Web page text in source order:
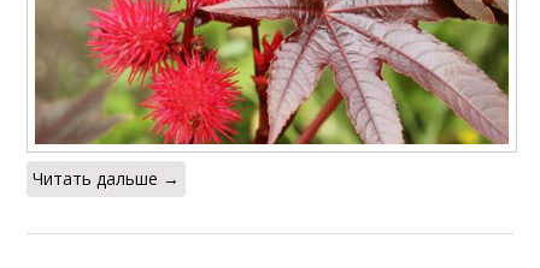
Читать дальше →